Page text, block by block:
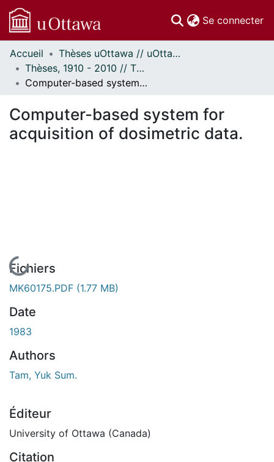
Se connecter
Communautés
et collections
Parcourir
À propos
Accueil
Thèses uOttawa // uOttawa Theses
Thèses, 1910 - 2010 // Theses, 1910 - 2010
Computer-based system for acquisition of dosimetric data.
Computer-based system for
acquisition of dosimetric data.
En cours de chargement...
Fichiers
MK60175.PDF (1.77 MB)
Date
1983
Authors
Tam, Yuk Sum.
Éditeur
University of Ottawa (Canada)
Citation